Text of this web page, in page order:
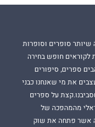
סופרים וסופרות
לקוראים חופש בחירה
ספרים, סיפורים
את מי שאנחנו כבני
על ספרים
מהמהפכה של
אשר פתחה את שוק